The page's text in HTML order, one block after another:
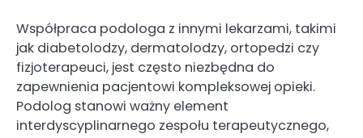
Współpraca podologa z innymi lekarzami, takimi
jak diabetolodzy, dermatolodzy, ortopedzi czy
fizjoterapeuci, jest często niezbędna do
zapewnienia pacjentowi kompleksowej opieki.
Podolog stanowi ważny element
interdyscyplinarnego zespołu terapeutycznego,